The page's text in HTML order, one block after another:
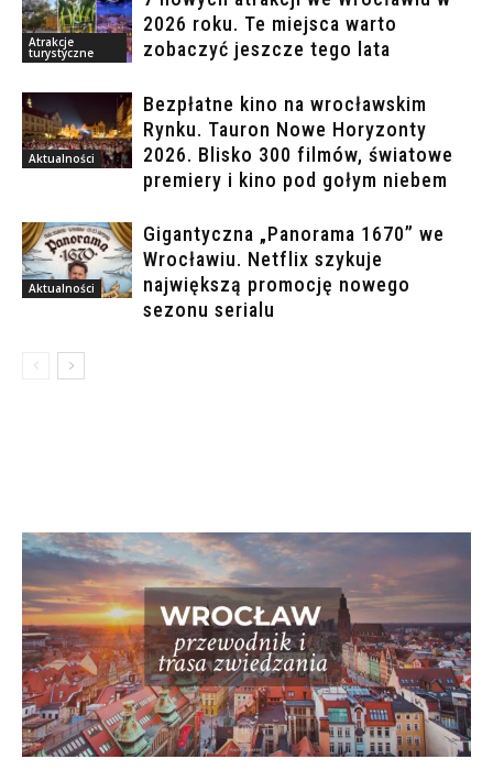
Atrakcje
turystyczne
2026 roku. Te miejsca warto
zobaczyć jeszcze tego lata
Aktualności
Bezpłatne kino na wrocławskim
Rynku. Tauron Nowe Horyzonty
2026. Blisko 300 filmów, światowe
premiery i kino pod gołym niebem
Aktualności
Gigantyczna „Panorama 1670” we
Wrocławiu. Netflix szykuje
największą promocję nowego
sezonu serialu